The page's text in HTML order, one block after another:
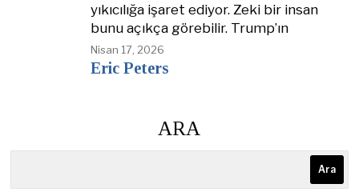
yıkıcılığa işaret ediyor. Zeki bir insan
bunu açıkça görebilir. Trump’ın
Nisan 17, 2026
Eric Peters
ARA
Ara